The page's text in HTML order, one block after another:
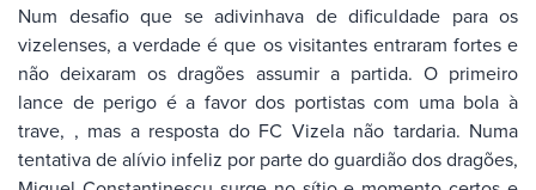
Num desafio que se adivinhava de dificuldade para os
vizelenses, a verdade é que os visitantes entraram fortes e
não deixaram os dragões assumir a partida. O primeiro
lance de perigo é a favor dos portistas com uma bola à
trave, , mas a resposta do FC Vizela não tardaria. Numa
tentativa de alívio infeliz por parte do guardião dos dragões,